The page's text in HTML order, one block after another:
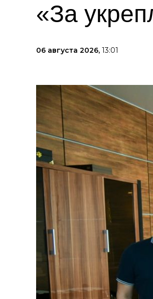
«За
06 августа 2026, 13:01